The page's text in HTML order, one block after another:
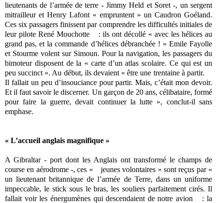
lieutenants de l’armée de terre - Jimmy Held et Soret -, un sergent
mitrailleur et Henry Lafont « empruntent » un Caudron Goéland.
Ces six passagers finissent par comprendre les difficultés initiales de
leur pilote René Mouchotte : ils ont décollé « avec les hélices au
grand pas, et la commande d’hélices débranchée ! » Emile Fayolle
et Stourme volent sur Simoun. Pour la navigation, les passagers du
bimoteur disposent de la « carte d’un atlas scolaire. Ce qui est un
peu succinct ». Au début, ils devaient « être une trentaine à partir.
Il fallait un peu d’insouciance pour partir. Mais, c’était mon devoir.
Et il faut savoir le discerner. Un garçon de 20 ans, célibataire, formé
pour faire la guerre, devait continuer la lutte », conclut-il sans
emphase.
« L’accueil anglais magnifique »
A Gibraltar - port dont les Anglais ont transformé le champs de
course en aérodrome -, ces « jeunes volontaires » sont reçus par «
un lieutenant britannique de l’armée de Terre, dans un uniforme
impeccable, le stick sous le bras, les souliers parfaitement cirés. Il
fallait voir les énergumènes qui descendaient de notre avion : la